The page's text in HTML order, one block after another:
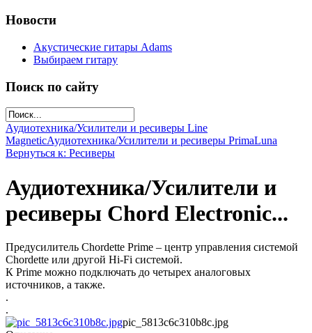
Новости
Акустические гитары Adams
Выбираем гитару
Поиск по сайту
Аудиотехника/Усилители и ресиверы Line
MagneticАудиотехника/Усилители и ресиверы PrimaLuna
Вернуться к: Ресиверы
Аудиотехника/Усилители и
ресиверы Chord Electronic...
Предусилитель Chordette Prime – центр управления системой
Chordette или другой Hi-Fi системой.
К Prime можно подключать до четырех аналоговых
источников, а также.
.
.
pic_5813c6c310b8c.jpg